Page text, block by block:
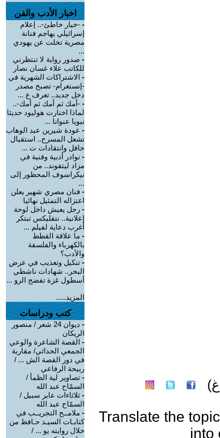
Translate the topic
into
اخبار الأدب والفن
- -خيار خاطئ-.. إعلام
إسرائيلي يهاجم فنانة
مصرية تخلت عن يهودي
...
- صدور رواية لا تنتظرني
للكاتب علاء غسان نصار
- الاشتراكات الشهرية في
-إنستغرام- تصبح مصدر
دخل جديد.. تعرف ع ...
- -أمك ثم أمك ثم أمك-..
لماذا اختارت هوليود حديثا
نبويا عنوانا ...
- عودة شيرين عبد الوهاب
تشعل المسرح.. استقبال
حافل وانتقادات ت ...
- نوادر أدبية وفنية في
مزاد ليتفوند.. من
نيكراسوف المحظور إلى
...
- فنان مصري شهير يعلن
اعتزاله التمثيل نهائيا
- رجل يعيش داخل لوحة
إعلانية.. نتفليكس تبتكر
أغرب دعاية لفيلم ...
- ما علاقة القطط
بالكهرباء والفلسفة
والأدب؟
- تنكيل وتعذيب في عرض
البحر.. شهادات ناشطي
أسطول غزة تفضح الرو ...
المزيد.....
كتب ودراسات
-
ديوان 24 شعر / منصور
الريكان
- القصة الشاعرة والوعي
الجمعي الحداثي/ مقاربة
في دور القصة الش ... /
ربيحة الرفاعي
- تصاوير لية الظمأ /
السمّاح عبد الله
- ثلاثاءات عابر سبيل /
السمّاح عبد الله
- ملامــح التجريــب في
كتابـات السيـد حـافظ من
خلال روايته يو ... /